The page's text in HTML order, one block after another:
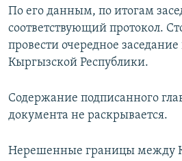
По его данным, по итогам
соответствующий протокол.
провести очередное
Кыргызской Республики.
Содержание подписанного
документа не раскрывается.
Нерешенные границы между